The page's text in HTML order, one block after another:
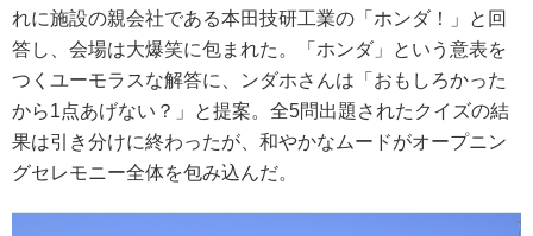
れに施設の親会社である本田技研工業の「ホンダ！」と回
答し、会場は大爆笑に包まれた。「ホンダ」という意表を
つくユーモラスな解答に、ンダホさんは「おもしろかった
から1点あげない？」と提案。全5問出題されたクイズの結
果は引き分けに終わったが、和やかなムードがオープニン
グセレモニー全体を包み込んだ。